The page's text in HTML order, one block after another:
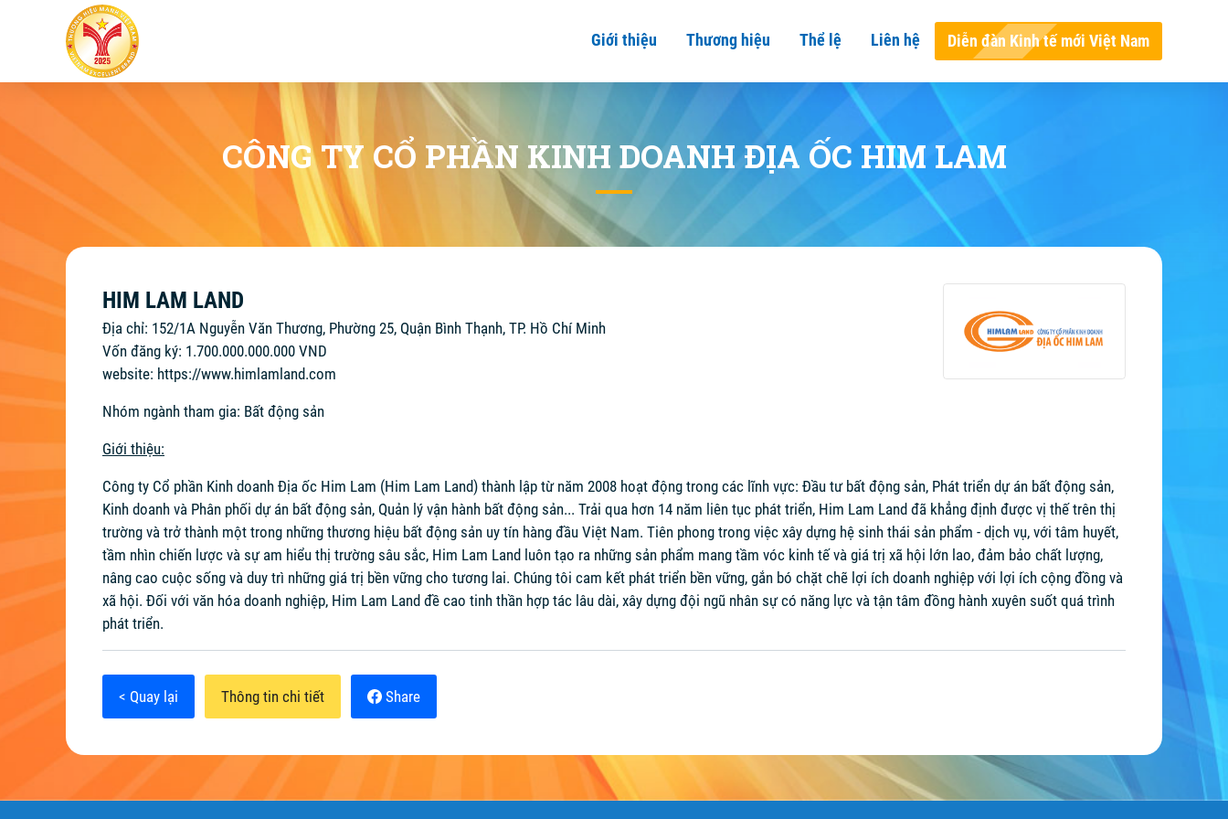
Giới thiệu Thương hiệu Thể lệ Liên hệ Diễn đàn Kinh tế mới Việt Nam
CÔNG TY CỔ PHẦN KINH DOANH ĐỊA ỐC HIM LAM
HIM LAM LAND
Địa chỉ: 152/1A Nguyễn Văn Thương, Phường 25, Quận Bình Thạnh, TP. Hồ Chí Minh
Vốn đăng ký: 1.700.000.000.000 VND
website: https://www.himlamland.com
Nhóm ngành tham gia: Bất động sản
Giới thiệu:
Công ty Cổ phần Kinh doanh Địa ốc Him Lam (Him Lam Land) thành lập từ năm 2008 hoạt động trong các lĩnh vực: Đầu tư bất động sản, Phát triển dự án bất động sản,
Kinh doanh và Phân phối dự án bất động sản, Quản lý vận hành bất động sản... Trải qua hơn 14 năm liên tục phát triển, Him Lam Land đã khẳng định được vị thế trên thị
trường và trở thành một trong những thương hiệu bất động sản uy tín hàng đầu Việt Nam. Tiên phong trong việc xây dựng hệ sinh thái sản phẩm - dịch vụ, với tâm huyết,
tầm nhìn chiến lược và sự am hiểu thị trường sâu sắc, Him Lam Land luôn tạo ra những sản phẩm mang tầm vóc kinh tế và giá trị xã hội lớn lao, đảm bảo chất lượng,
nâng cao cuộc sống và duy trì những giá trị bền vững cho tương lai. Chúng tôi cam kết phát triển bền vững, gắn bó chặt chẽ lợi ích doanh nghiệp với lợi ích cộng đồng và
xã hội. Đối với văn hóa doanh nghiệp, Him Lam Land đề cao tinh thần hợp tác lâu dài, xây dựng đội ngũ nhân sự có năng lực và tận tâm đồng hành xuyên suốt quá trình
phát triển.
< Quay lại Thông tin chi tiết Share